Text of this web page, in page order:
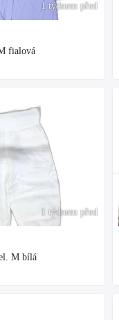
1 týdnem před
fialová
1 týdnem před
M bílá